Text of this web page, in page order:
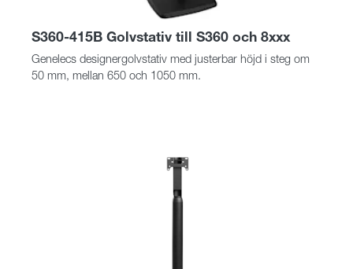
S360-415B Golvstativ till S360 och 8xxx
Genelecs designergolvstativ med justerbar höjd i steg om
50 mm, mellan 650 och 1050 mm.